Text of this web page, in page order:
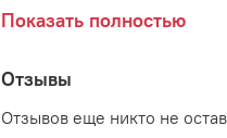
Высота - 280 см
Показать полностью
Отзывы
Отзывов еще никто не